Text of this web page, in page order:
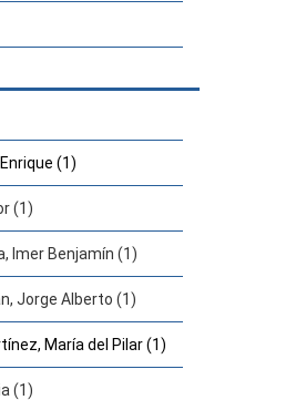
(1)
(1)
Imer Benjamín (1)
Jorge Alberto (1)
María del Pilar (1)
(1)